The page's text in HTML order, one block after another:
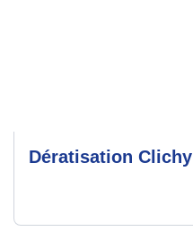
Dératisation Clichy